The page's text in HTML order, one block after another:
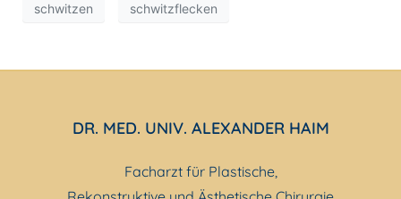
schwitzen schwitzflecken
DR. MED. UNIV. ALEXANDER HAIM
Facharzt für Plastische,